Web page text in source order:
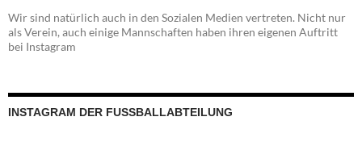
Wir sind natürlich auch in den Sozialen Medien vertreten. Nicht nur
als Verein, auch einige Mannschaften haben ihren eigenen Auftritt
bei Instagram
INSTAGRAM DER FUSSBALLABTEILUNG